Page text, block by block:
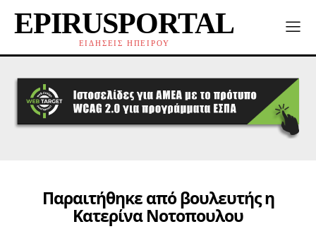
EPIRUSPORTAL
ΕΙΔΗΣΕΙΣ ΗΠΕΙΡΟΥ
Παραιτήθηκε από βουλευτής η
Κατερίνα Νοτοπουλου